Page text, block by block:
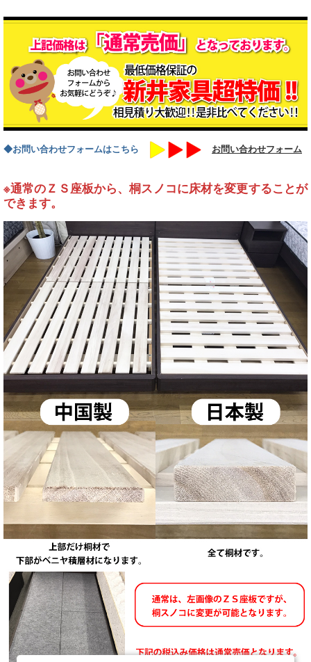
◆お問い合わせフォームはこちら お問い合わせフォーム
※通常のＺＳ座板から、桐スノコに床材を変更することが
できます。